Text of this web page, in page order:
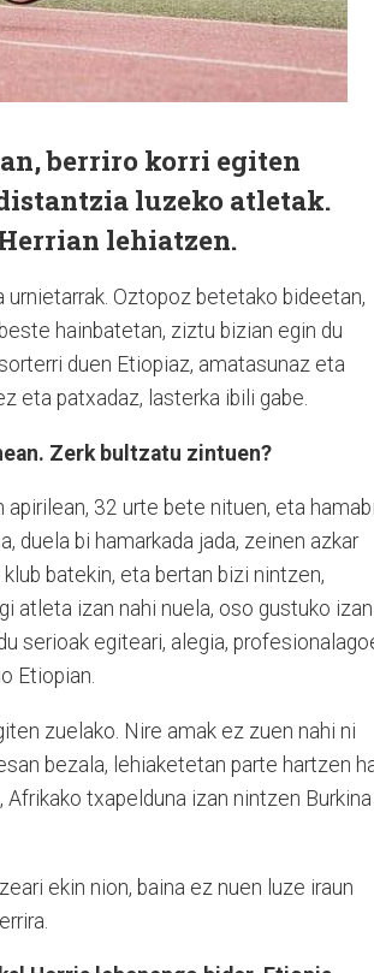
berriro korri egiten
luzeko atletak.
lehiatzen.
urnietarrak. Oztopoz betetako bideetan,
hainbatetan, ziztu bizian egin du
duen Etiopiaz, amatasunaz eta
eta patxadaz, lasterka ibili gabe.
Zerk bultzatu zintuen?
32 urte bete nituen, eta hamabi
duela bi hamarkada jada, zeinen azkar
batekin, eta bertan bizi nintzen,
atleta izan nahi nuela, oso gustuko izan
serioak egiteari, alegia,
Etiopian.
zuelako. Nire amak ez zuen nahi ni
bezala, lehiaketetan parte hartzen
txapelduna izan nintzen Burkina
ekin nion, baina ez nuen luze iraun